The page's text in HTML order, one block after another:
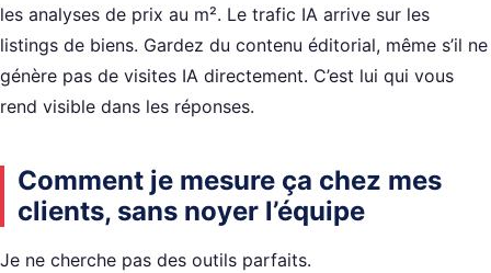
les analyses de prix au m². Le trafic IA arrive sur les
listings de biens. Gardez du contenu éditorial, même s’il ne
génère pas de visites IA directement. C’est lui qui vous
rend visible dans les réponses.
Comment je mesure ça chez mes
clients, sans noyer l’équipe
Je ne cherche pas des outils parfaits.